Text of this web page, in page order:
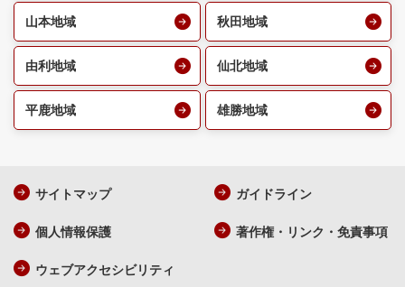
山本地域 秋田地域
由利地域 仙北地域
平鹿地域 雄勝地域
サイトマップ ガイドライン
個人情報保護 著作権・リンク・免責事項
ウェブアクセシビリティ